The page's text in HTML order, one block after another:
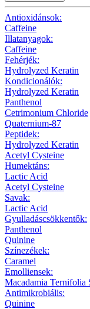
Antioxidánsok:
Caffeine
Illatanyagok:
Caffeine
Fehérjék:
Hydrolyzed Keratin
Kondicionálók:
Hydrolyzed Keratin
Panthenol
Cetrimonium Chloride
Quaternium-87
Peptidek:
Hydrolyzed Keratin
Acetyl Cysteine
Humektáns:
Lactic Acid
Acetyl Cysteine
Savak:
Lactic Acid
Gyulladáscsökkentők:
Panthenol
Quinine
Színezékek:
Caramel
Emolliensek:
Macadamia Ternifolia
Antimikrobiális:
Quinine